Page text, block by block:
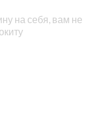
на себя, вам не